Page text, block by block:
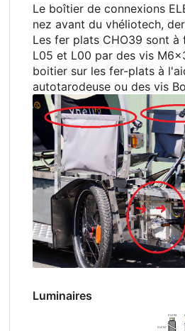
Le boîtier de connexions
nez avant du vhéliotech,
Les fer plats CHO39 sont à
L05 et L00 par des vis
boitier sur les fer-plats à
autotarodeuse ou des vis
Luminaires